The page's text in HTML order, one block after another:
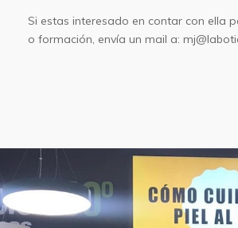
Si estas interesado en contar con ella
o formación, envía un mail a: